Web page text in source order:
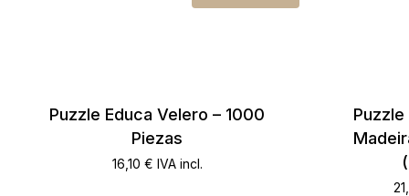
Puzzle Educa Velero – 1000
Piezas
16,10 € IVA incl.
Puzzle